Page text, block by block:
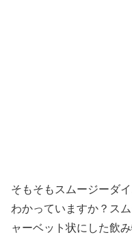
そもそもスムージーダ
わかっていますか？ス
ャーベット状にした飲み